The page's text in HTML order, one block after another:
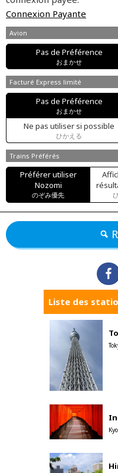
Connexion Payante
Avion
Pas de Préférence
おまかせ
Facturé Express limité
Pas de Préférence
おまかせ
Ne pas utiliser si possible
ひかえる
Trains Préférés
Préférer utiliser
Nozomi
のぞみ優先
Liste des